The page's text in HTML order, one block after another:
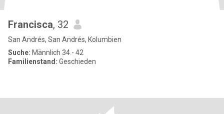
Francisca, 32
San Andrés, San Andrés, Kolumbien
Suche: Männlich 34 - 42
Familienstand: Geschieden